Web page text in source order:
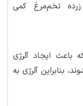
تخم‌مرغ کمی
باعث ایجاد آلرژی
بنابراین آلرژی به